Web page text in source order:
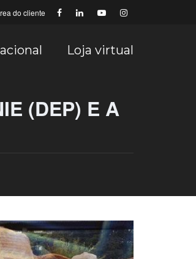
do cliente
Loja virtual
(DEP) E A